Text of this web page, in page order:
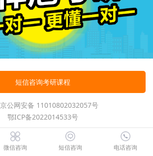
短信咨询考研课程
京公网安备 11010802032057号
鄂ICP备2022014533号
微信咨询 短信咨询 电话咨询